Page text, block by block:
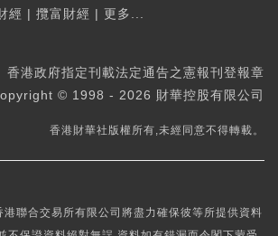
經 | 攬富財經 | 更多...
香港政府指定刊載法定通告之憲報刊登報章
© 1998 - 2026 財華控股有限公司
香港財華社版權所有,未經同意不得轉載。
港聯合交易所有限公司將盡力確保彼等所提供資料